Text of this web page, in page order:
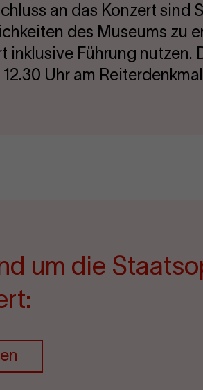
an das Konzert
des Museums zu
inklusive Führung nutzen.
Uhr am
um die